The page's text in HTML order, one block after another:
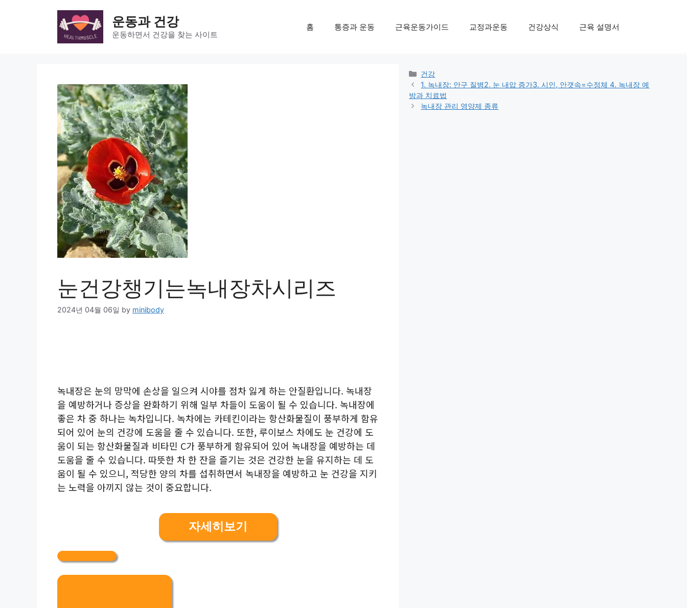
운동과 건강
운동하면서 건강을 찾는 사이트
홈 통증과 운동 근육운동가이드 교정과운동 건강상식 근육 설명서
눈건강챙기는녹내장차시리즈
2024년 04월 06일 by minibody
녹내장은 눈의 망막에 손상을 일으켜 시야를 점차 잃게 하는 안질환입니다. 녹내장
을 예방하거나 증상을 완화하기 위해 일부 차들이 도움이 될 수 있습니다. 녹내장에
좋은 차 중 하나는 녹차입니다. 녹차에는 카테킨이라는 항산화물질이 풍부하게 함유
되어 있어 눈의 건강에 도움을 줄 수 있습니다. 또한, 루이보스 차에도 눈 건강에 도
움이 되는 항산화물질과 비타민 C가 풍부하게 함유되어 있어 녹내장을 예방하는 데
도움을 줄 수 있습니다. 따뜻한 차 한 잔을 즐기는 것은 건강한 눈을 유지하는 데 도
움이 될 수 있으니, 적당한 양의 차를 섭취하면서 녹내장을 예방하고 눈 건강을 지키
는 노력을 아끼지 않는 것이 중요합니다.
자세히보기
Categories
건강
1. 녹내장: 안구 질병2. 눈 내압 증가3. 시인, 안갯속=수정체 4. 녹내장 예
방과 치료법
녹내장 관리 영양제 종류